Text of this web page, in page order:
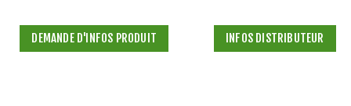
DEMANDE D'INFOS PRODUIT INFOS DISTRIBUTEUR